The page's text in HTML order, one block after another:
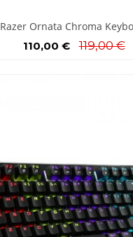
Razer Ornata Chroma
110,00 €
119,00 €